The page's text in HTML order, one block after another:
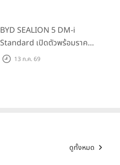
พัฒนาอย่างต่อเนื่องเพื่อตอบสนอง
ยู่เคียงข้างชีวิตของลูกค้าทั่วโลก โดย
ไว้วางใจ
แรก)
BYD SEALION 5 DM-i
Standard เปิดตัวพร้อมราคา
คาดการณ์ 699,900 บาท รุ่น
13 ก.ค. 69
ดูทั้งหมด